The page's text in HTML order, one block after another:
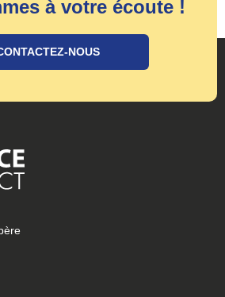
à votre écoute !
NOUS